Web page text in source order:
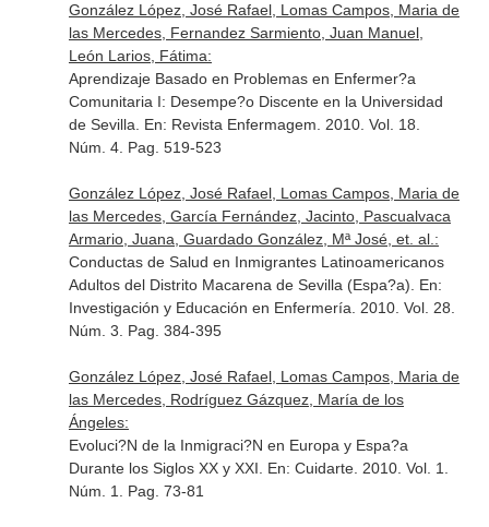
González López, José Rafael, Lomas Campos, Maria de
las Mercedes, Fernandez Sarmiento, Juan Manuel,
León Larios, Fátima:
Aprendizaje Basado en Problemas en Enfermer?a
Comunitaria I: Desempe?o Discente en la Universidad
de Sevilla. En: Revista Enfermagem . 2010. Vol. 18.
Núm. 4. Pag. 519-523
González López, José Rafael, Lomas Campos, Maria de
las Mercedes, García Fernández, Jacinto, Pascualvaca
Armario, Juana, Guardado González, Mª José, et. al.:
Conductas de Salud en Inmigrantes Latinoamericanos
Adultos del Distrito Macarena de Sevilla (Espa?a). En:
Investigación y Educación en Enfermería . 2010. Vol. 28.
Núm. 3. Pag. 384-395
González López, José Rafael, Lomas Campos, Maria de
las Mercedes, Rodríguez Gázquez, María de los
Ángeles:
Evoluci?N de la Inmigraci?N en Europa y Espa?a
Durante los Siglos XX y XXI. En: Cuidarte. 2010. Vol. 1.
Núm. 1. Pag. 73-81